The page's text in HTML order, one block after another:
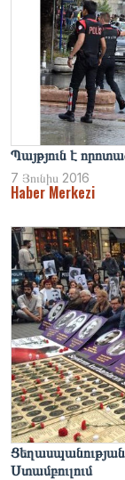
Պայթյուն է
7 Յունիս 2016
Haber Merkezi
Ցեղասպանության
Ստամբուլում